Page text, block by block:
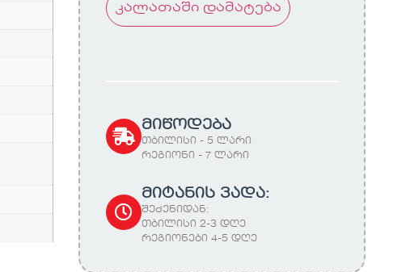
კალათაში დამატება
მიწოდება
თბილისი - 5 ლარი
რეგიონი - 7 ლარი
მიტანის ვადა:
შეძენიდან:
თბილისი 2-3 დღე
რეგიონები 4-5 დღე